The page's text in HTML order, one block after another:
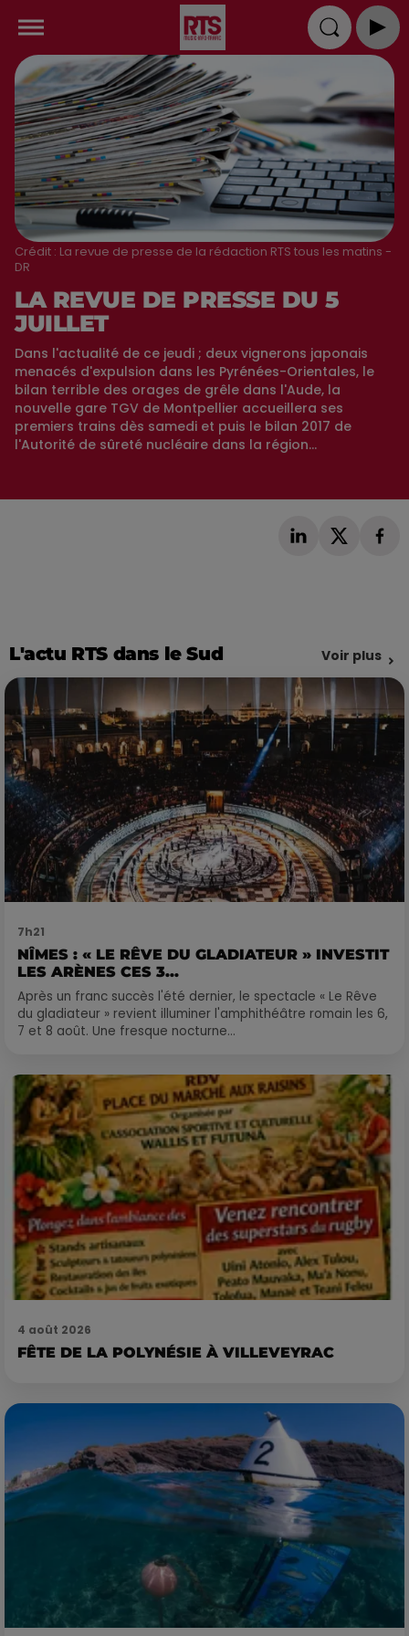
Crédit : La revue de presse de la rédaction RTS tous les matins -
DR
LA REVUE DE PRESSE DU 5
JUILLET
Dans l'actualité de ce jeudi ; deux vignerons japonais
menacés d'expulsion dans les Pyrénées-Orientales, le
bilan terrible des orages de grêle dans l'Aude, la
nouvelle gare TGV de Montpellier accueillera ses
premiers trains dès samedi et puis le bilan 2017 de
l'Autorité de sûreté nucléaire dans la région...
L'actu RTS dans le Sud Voir plus
7h21
NÎMES : « LE RÊVE DU GLADIATEUR » INVESTIT
LES ARÈNES CES 3...
Après un franc succès l'été dernier, le spectacle « Le Rêve
du gladiateur » revient illuminer l'amphithéâtre romain les 6,
7 et 8 août. Une fresque nocturne...
4 août 2026
FÊTE DE LA POLYNÉSIE À VILLEVEYRAC